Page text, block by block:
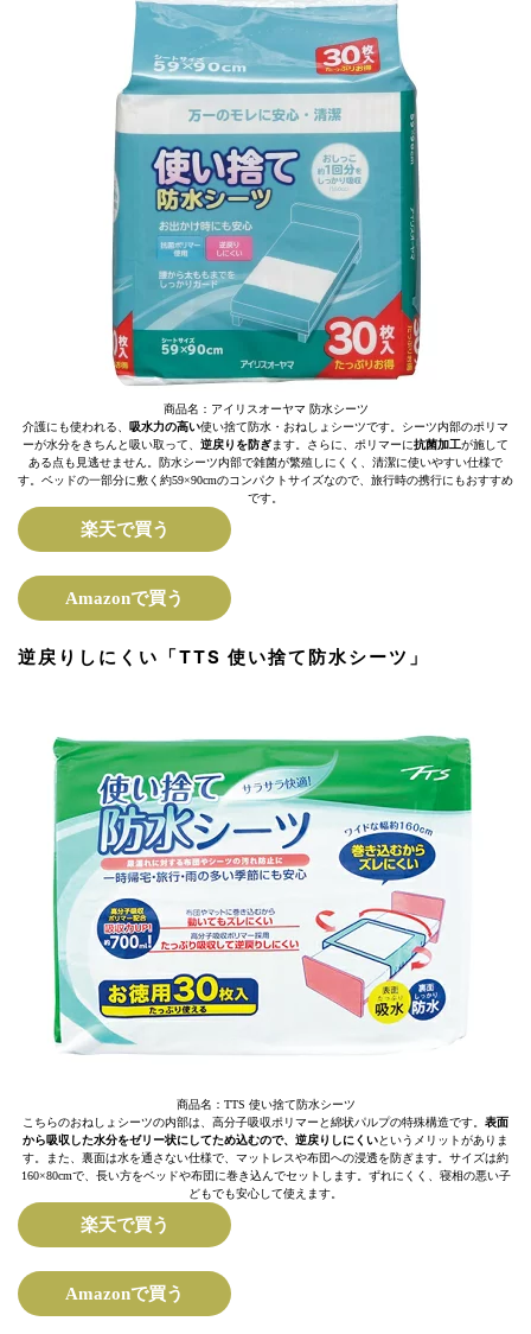
商品名：アイリスオーヤマ 防水シーツ
介護にも使われる、 吸水力の高い使い捨て防水・おねしょシーツです。シーツ内部のポリマ
ーが水分をきちんと吸い取って、 逆戻りを防ぎます。さらに、ポリマーに抗菌加工が施して
ある点も見逃せません。防水シーツ内部で雑菌が繁殖しにくく、清潔に使いやすい仕様で
す。ベッドの一部分に敷く約59×90cmのコンパクトサイズなので、旅行時の携行にもおすすめ
です。
楽天で買う
Amazonで買う
逆戻りしにくい「TTS 使い捨て防水シーツ」
商品名：TTS 使い捨て防水シーツ
こちらのおねしょシーツの内部は、高分子吸収ポリマーと綿状パルプの特殊構造です。 表面
から吸収した水分をゼリー状にしてため込むので、逆戻りしにくいというメリットがありま
す。また、裏面は水を通さない仕様で、マットレスや布団への浸透を防ぎます。サイズは約
160×80cmで、長い方をベッドや布団に巻き込んでセットします。ずれにくく、寝相の悪い子
どもでも安心して使えます。
楽天で買う
Amazonで買う